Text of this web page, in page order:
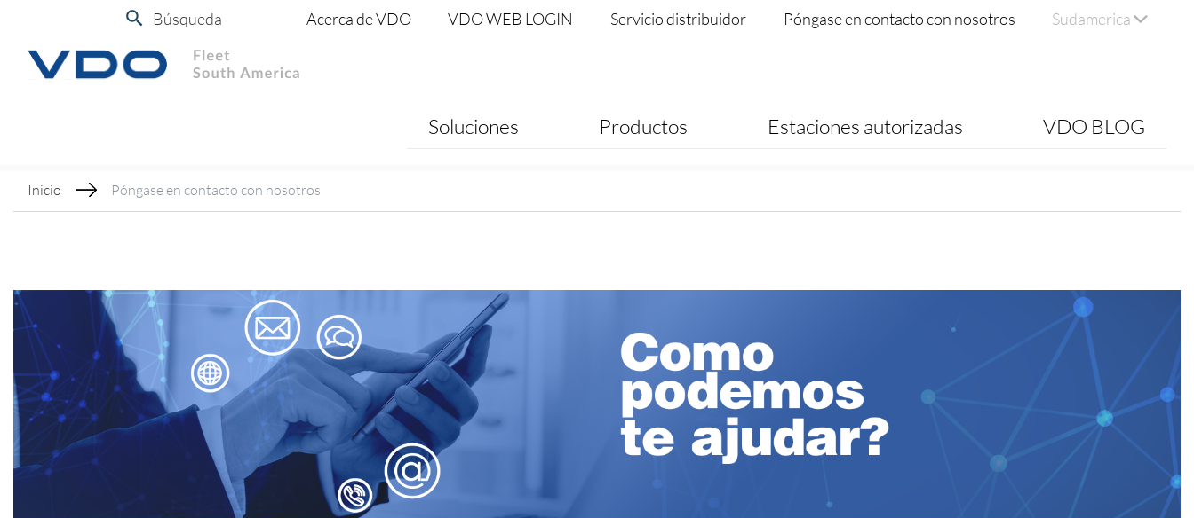
Búsqueda Acerca de VDO VDO WEB LOGIN Servicio distribuidor Póngase en contacto con nosotros Sudamerica
Soluciones Productos Estaciones autorizadas VDO BLOG
Inicio Póngase en contacto con nosotros